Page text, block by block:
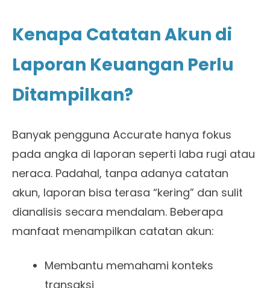
Kenapa Catatan Akun di
Laporan Keuangan Perlu
Ditampilkan?
Banyak pengguna Accurate hanya fokus
pada angka di laporan seperti laba rugi atau
neraca. Padahal, tanpa adanya catatan
akun, laporan bisa terasa “kering” dan sulit
dianalisis secara mendalam. Beberapa
manfaat menampilkan catatan akun:
Membantu memahami konteks
transaksi